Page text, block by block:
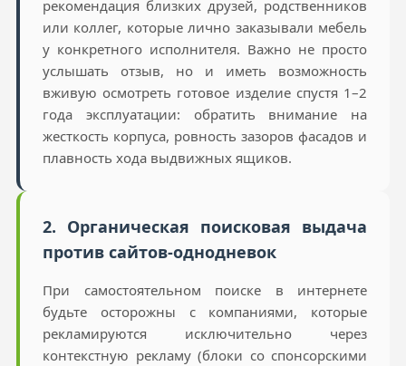
рекомендация близких друзей, родственников
или коллег, которые лично заказывали мебель
у конкретного исполнителя. Важно не просто
услышать отзыв, но и иметь возможность
вживую осмотреть готовое изделие спустя 1–2
года эксплуатации: обратить внимание на
жесткость корпуса, ровность зазоров фасадов и
плавность хода выдвижных ящиков.
2. Органическая поисковая выдача
против сайтов-однодневок
При самостоятельном поиске в интернете
будьте осторожны с компаниями, которые
рекламируются исключительно через
контекстную рекламу (блоки со спонсорскими